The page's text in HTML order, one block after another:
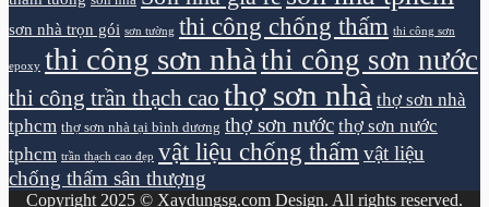
sơn nhà trọn gói sơn tường thi công chống thấm thi công sơn
epoxy thi công sơn nhà thi công sơn nước
thi công trần thạch cao thợ sơn nhà thợ sơn nhà
tphcm thợ sơn nhà tại bình dương thợ sơn nước thợ sơn nước
tphcm trần thạch cao đẹp vật liệu chống thấm vật liệu
chống thấm sân thượng
Copyright 2025 © Xaydungsg.com Design. All rights reserved.